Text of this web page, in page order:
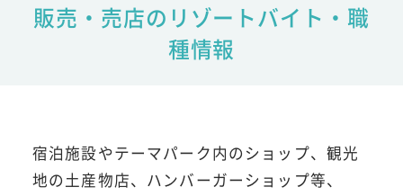
販売・売店のリゾートバイト・職
種情報
宿泊施設やテーマパーク内のショップ、観光
地の土産物店、ハンバーガーショップ等、